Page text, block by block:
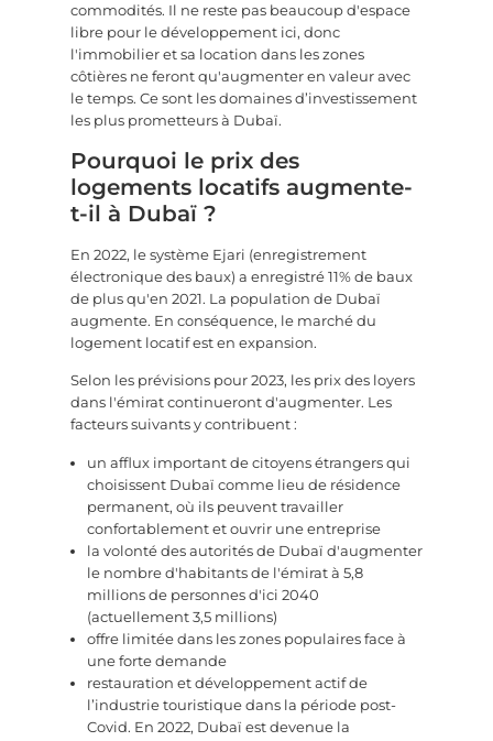
commodités. Il ne reste pas beaucoup d'espace
libre pour le développement ici, donc
l'immobilier et sa location dans les zones
côtières ne feront qu'augmenter en valeur avec
le temps. Ce sont les domaines d’investissement
les plus prometteurs à Dubaï.
Pourquoi le prix des
logements locatifs augmente-
t-il à Dubaï ?
En 2022, le système Ejari (enregistrement
électronique des baux) a enregistré 11% de baux
de plus qu'en 2021. La population de Dubaï
augmente. En conséquence, le marché du
logement locatif est en expansion.
Selon les prévisions pour 2023, les prix des loyers
dans l'émirat continueront d'augmenter. Les
facteurs suivants y contribuent :
un afflux important de citoyens étrangers qui
choisissent Dubaï comme lieu de résidence
permanent, où ils peuvent travailler
confortablement et ouvrir une entreprise
la volonté des autorités de Dubaï d'augmenter
le nombre d'habitants de l'émirat à 5,8
millions de personnes d'ici 2040
(actuellement 3,5 millions)
offre limitée dans les zones populaires face à
une forte demande
restauration et développement actif de
l’industrie touristique dans la période post-
Covid. En 2022, Dubaï est devenue la